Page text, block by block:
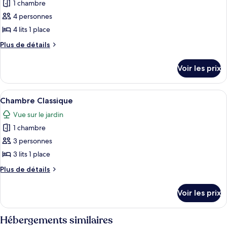
photos
pour
ce
type
de
Chambre
Tradition
1 chambre
4 personnes
4 lits 1 place
Plus de détails
Plus
le
type
de
chambre
Chambre
Tradition
Voir les prix
Afficher
toutes
les
photos
pour
ce
type
de
Chambre
Classique
1
Chambre Classique
Vue sur le jardin
1 chambre
3 personnes
3 lits 1 place
Plus de détails
Plus
le
type
de
Voir les prix
Hébergements similaires